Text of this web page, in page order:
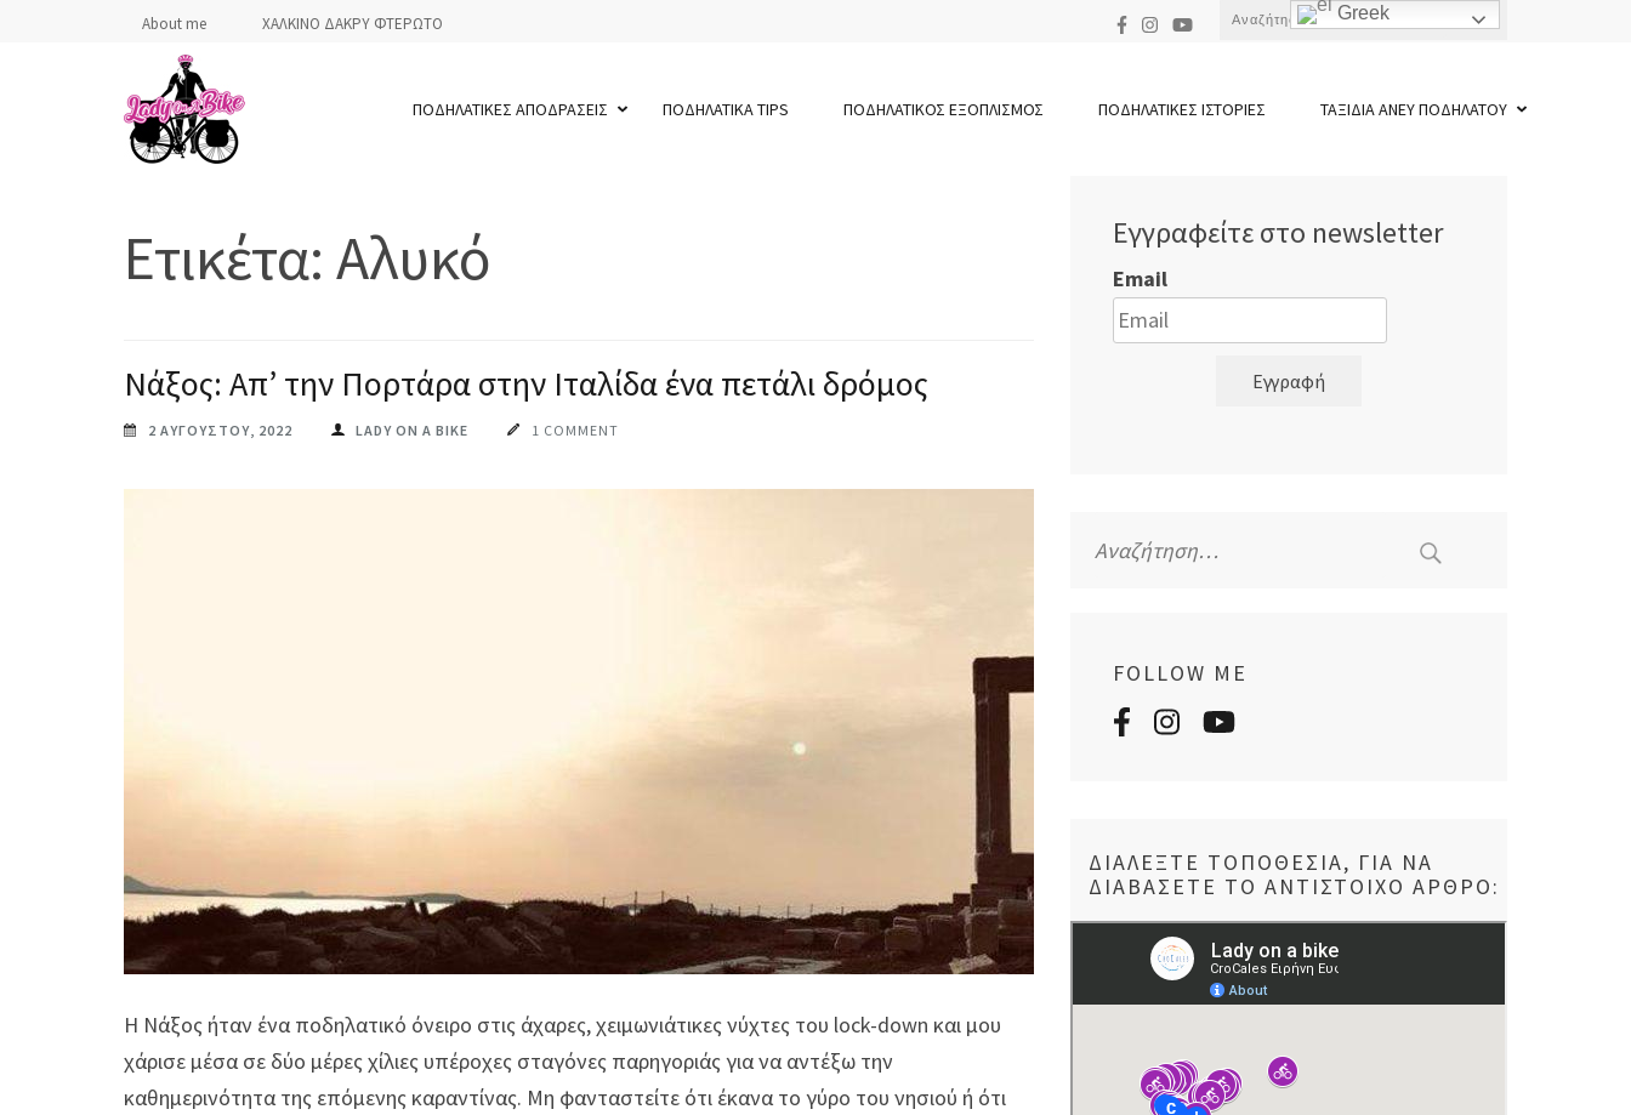
About me ΧΑΛΚΙΝΟ ΔΑΚΡΥ ΦΤΕΡΩΤΟ
Αναζήτηση
ΠΟΔΗΛΑΤΙΚΕΣ ΑΠΟΔΡΑΣΕΙΣ ΠΟΔΗΛΑΤΙΚΑ TIPS ΠΟΔΗΛΑΤΙΚΟΣ ΕΞΟΠΛΙΣΜΟΣ ΠΟΔΗΛΑΤΙΚΕΣ ΙΣΤΟΡΙΕΣ ΤΑΞΙΔΙΑ ΑΝΕΥ ΠΟΔΗΛΑΤΟΥ
Ετικέτα: Αλυκό
Νάξος: Απ’ την Πορτάρα στην Ιταλίδα ένα πετάλι δρόμος
2 ΑΥΓΟΎΣΤΟΥ, 2022 LADY ON A BIKE 1 COMMENT
Η Νάξος ήταν ένα ποδηλατικό όνειρο στις άχαρες, χειμωνιάτικες νύχτες του lock-down και μου
χάρισε μέσα σε δύο μέρες χίλιες υπέροχες σταγόνες παρηγοριάς για να αντέξω την
καθημερινότητα της επόμενης καραντίνας. Μη φανταστείτε ότι έκανα το γύρο του νησιού ή ότι
Εγγραφείτε στο newsletter
Email
Εγγραφή
για:
FOLLOW ME
ΔΙΑΛΈΞΤΕ ΤΟΠΟΘΕΣΊΑ, ΓΙΑ ΝΑ
ΔΙΑΒΆΣΕΤΕ ΤΟ ΑΝΤΊΣΤΟΙΧΟ ΆΡΘΡΟ:
Greek